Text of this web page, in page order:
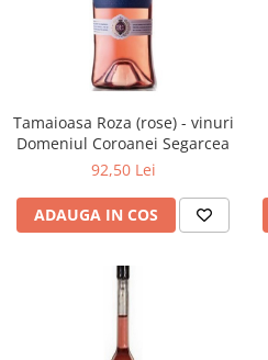
Tamaioasa Roza (rose) - vinuri
Domeniul Coroanei Segarcea
92,50 Lei
ADAUGA IN COS